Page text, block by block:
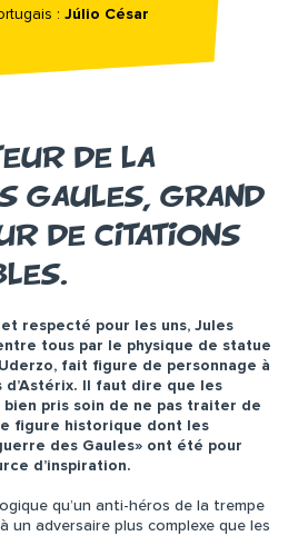
: Júlio César
DE LA
GAULES, GRAND
DE CITATIONS
respecté pour les uns, Jules
tous par le physique de statue
fait figure de personnage à
d’Astérix. Il faut dire que les
bien pris soin de ne pas traiter de
figure historique dont les
des Gaules» ont été pour
d’inspiration.
qu’un anti-héros de la trempe
un adversaire plus complexe que les